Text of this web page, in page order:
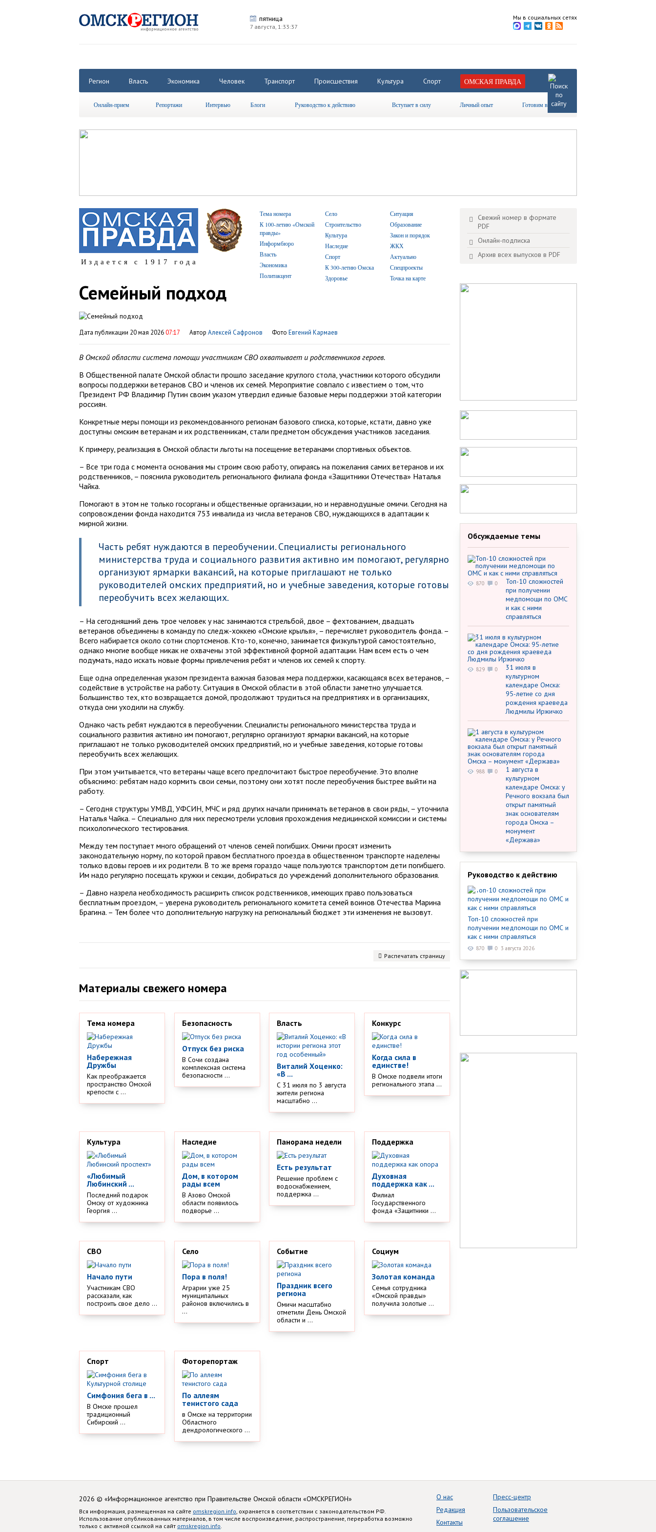
пятница
7 августа, 1:33:38
Мы в социальных сетях
Регион Власть Экономика Человек Транспорт Происшествия Культура Спорт ОМСКАЯ ПРАВДА
Онлайн-прием Репортажи Интервью Блоги Руководство к действию Вступает в силу Личный опыт Готовим вместе
Тема номера
К 100-летию «Омской
правды»
Информбюро
Власть
Экономика
Политакцент
Село
Строительство
Культура
Наследие
Спорт
К 300-летию Омска
Здоровье
Ситуация
Образование
Закон и порядок
ЖКХ
Актуально
Спецпроекты
Точка на карте
Свежий номер в формате
PDF
Онлайн-подписка
Архив всех выпусков в PDF
Издается с 1917 года
Семейный подход
Дата публикации 20 мая 202607:17 Автор Алексей Сафронов Фото Евгений Кармаев
В Омской области система помощи участникам СВО охватывает и родственников героев.
В Общественной палате Омской области прошло заседание круглого стола, участники которого обсудили
вопросы поддержки ветеранов СВО и членов их семей. Мероприятие совпало с известием о том, что
Президент РФ Владимир Путин своим указом утвердил единые базовые меры поддержки этой категории
россиян.
Конкретные меры помощи из рекомендованного регионам базового списка, которые, кстати, давно уже
доступны омским ветеранам и их родственникам, стали предметом обсуждения участников заседания.
К примеру, реализация в Омской области льготы на посещение ветеранами спортивных объектов.
– Все три года с момента основания мы строим свою работу, опираясь на пожелания самих ветеранов и их
родственников, – пояснила руководитель регионального филиала фонда «Защитники Отечества» Наталья
Чайка.
Помогают в этом не только госорганы и общественные организации, но и неравнодушные омичи. Сегодня на
сопровождении фонда находится 753 инвалида из числа ветеранов СВО, нуждающихся в адаптации к
мирной жизни.
Часть ребят нуждаются в переобучении. Специа­листы регионального
министерства труда и социального развития активно им помогают, регулярно
организуют ярмарки вакансий, на которые приглашают не только
руководителей омских предприятий, но и учебные заведения, которые готовы
переобучить всех желающих.
– На сегодняшний день трое человек у нас занимаются стрельбой, двое – фехтованием, двадцать
ветеранов объединены в команду по следж-хоккею «Омские крылья», – перечисляет руководитель фонда. –
Всего набирается около сотни спортсменов. Кто-то, конечно, занимается физкультурой самостоятельно,
однако многие вообще никак не охвачены этой эффективной формой адаптации. Нам всем есть о чем
подумать, надо искать новые формы привлечения ребят и членов их семей к спорту.
Еще одна определенная указом президента важная базовая мера поддержки, касающаяся всех ветеранов, –
содействие в устройстве на работу. Ситуация в Омской области в этой области заметно улучшается.
Большинство тех, кто возвращается домой, продолжают трудиться на предприятиях и в организациях,
откуда они уходили на службу.
Однако часть ребят нуждаются в переобучении. Специалисты регионального министерства труда и
социального развития активно им помогают, регулярно организуют ярмарки вакансий, на которые
приглашают не только руководителей омских предприятий, но и учебные заведения, которые готовы
переобучить всех желающих.
При этом учитывается, что ветераны чаще всего предпочитают быстрое переобучение. Это вполне
объяснимо: ребятам надо кормить свои семьи, поэтому они хотят после переобучения быстрее выйти на
работу.
– Сегодня структуры УМВД, УФСИН, МЧС и ряд других начали принимать ветеранов в свои ряды, – уточнила
Наталья Чайка. – Специально для них пересмотрели условия прохождения медицинской комиссии и системы
психологического тестирования.
Между тем поступает много обращений от членов семей погибших. Омичи просят изменить
законодательную норму, по которой правом бесплатного проезда в общественном транспорте наделены
только вдовы героев и их родители. В то же время гораздо чаще пользуются транспортом дети погибшего.
Им надо регулярно посещать кружки и секции, добираться до учреждений дополнительного образования.
– Давно назрела необходимость расширить список родственников, имеющих право пользоваться
бесплатным проездом, – уверена руководитель регионального комитета семей воинов Отечества Марина
Брагина. – Тем более что дополнительную нагрузку на региональный бюджет эти изменения не вызовут.
Распечатать страницу
Материалы свежего номера
Тема номера
Набережная
Дружбы
Как преображается
пространство Омской
крепости с ...
Безопасность
Отпуск без риска
В Сочи создана
комплексная система
безопасности ...
Власть
Виталий Хоценко:
«В ...
С 31 июля по 3 августа
жители региона
масштабно ...
Конкурс
Когда сила в
единстве!
В Омске подвели итоги
регионального этапа ...
Культура
«Любимый
Любинский ...
Последний подарок
Омску от художника
Георгия ...
Наследие
Дом, в котором
рады всем
В Азово Омской
области появилось
подворье ...
Панорама недели
Есть результат
Решение проблем с
водоснабжением,
поддержка ...
Поддержка
Духовная
поддержка как ...
Филиал
Государственного
фонда «Защитники ...
СВО
Начало пути
Участникам СВО
рассказали, как
построить свое дело ...
Село
Пора в поля!
Аграрии уже 25
муниципальных
районов включились в
...
Событие
Праздник всего
региона
Омичи масштабно
отметили День Омской
области и ...
Социум
Золотая команда
Семья сотрудника
«Омской правды»
получила золотые ...
Спорт
Симфония бега в ...
В Омске прошел
традиционный
Сибирский ...
Фоторепортаж
По аллеям
тенистого сада
в Омске на территории
Областного
дендрологического ...
Обсуждаемые темы
Топ-10 сложностей
при получении
медпомощи по ОМС
и как с ними
справляться
870 0
31 июля в
культурном
календаре Омска:
95-летие со дня
рождения краеведа
Людмилы Иржичко
829 0
1 августа в
культурном
календаре Омска: у
Речного вокзала был
открыт памятный
знак основателям
города Омска –
монумент
«Держава»
988 0
Руководство к действию
Топ-10 сложностей при
получении медпомощи по ОМС и
как с ними справляться
870 0 3 августа 2026
2026 © «Информационное агентство при Правительстве Омской области «ОМСКРЕГИОН»
Вся информация, размещенная на сайте omskregion.info , охраняется в соответствии с законодательством РФ.
Использование опубликованных материалов, в том числе воспроизведение, распространение, переработка возможно
только с активной ссылкой на сайт omskregion.info
О нас
Редакция
Контакты
Пресс-центр
Пользовательское
соглашение